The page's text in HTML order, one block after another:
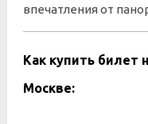
впечатления от
Как купить билет
Москве: